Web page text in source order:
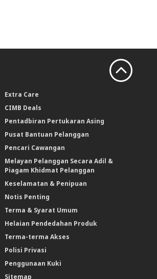
Extra Care
CIMB Deals
Pentadbiran Pertukaran Asing
Pusat Bantuan Pelanggan
Pencari Cawangan
Melayan Pelanggan Secara Adil &
Piagam Khidmat Pelanggan
Keselamatan & Penipuan
Notis Penting
Terma & Syarat Umum
Helaian Pendedahan Produk
Terma-terma Akses
Polisi Privasi
Penggunaan Kuki
Sitemap